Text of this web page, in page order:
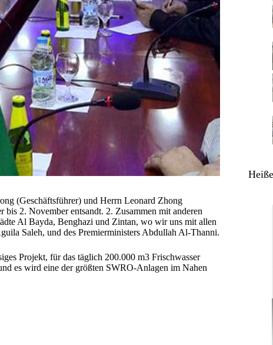
(Geschäftsführer) und Herrn Leonard Zhong
2. November entsandt. 2. Zusammen mit anderen
Al Bayda, Benghazi und Zintan, wo wir uns mit allen
Saleh, und des Premierministers Abdullah Al-Thanni.
Projekt, für das täglich 200.000 m3 Frischwasser
es wird eine der größten SWRO-Anlagen im Nahen